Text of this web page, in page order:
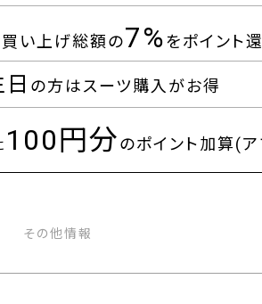
い上げ総額の7%をポイント
の方はスーツ購入がお得
100円分のポイント加算(
その他情報